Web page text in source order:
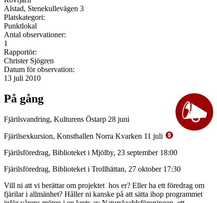
Alstad, Stenekullevägen 3
Platskategori:
Punktlokal
Antal observationer:
1
Rapportör:
Christer Sjögren
Datum för observation:
13 juli 2010
På gång
Fjärilsvandring, Kulturens Östarp 28 juni
Fjärilsexkursion, Konsthallen Norra Kvarken 11 juli
Fjärilsföredrag, Biblioteket i Mjölby, 23 september 18:00
Fjärilsföredrag, Biblioteket i Trollhättan, 27 oktober 17:30
Vill ni att vi berättar om projektet hos er? Eller ha ett föredrag om
fjärilar i allmänhet? Håller ni kanske på att sätta ihop programmet